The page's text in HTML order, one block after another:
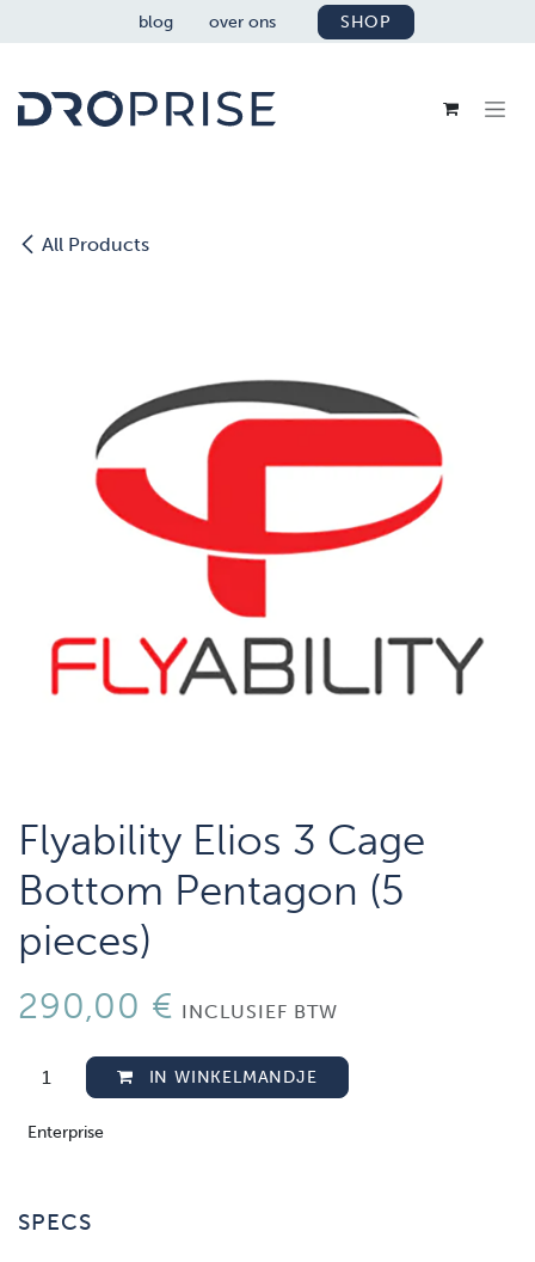
OVERSLAAN NAAR INHOUD
blog over ons SHOP
All Products
Flyability Elios 3 Cage
Bottom Pentagon (5
pieces)
290,00 € INCLUSIEF BTW
IN WINKELMANDJE
Enterprise
SPECS